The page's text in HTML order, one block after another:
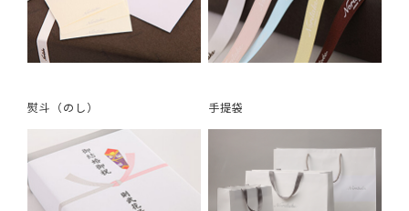
熨斗（のし） 手提袋